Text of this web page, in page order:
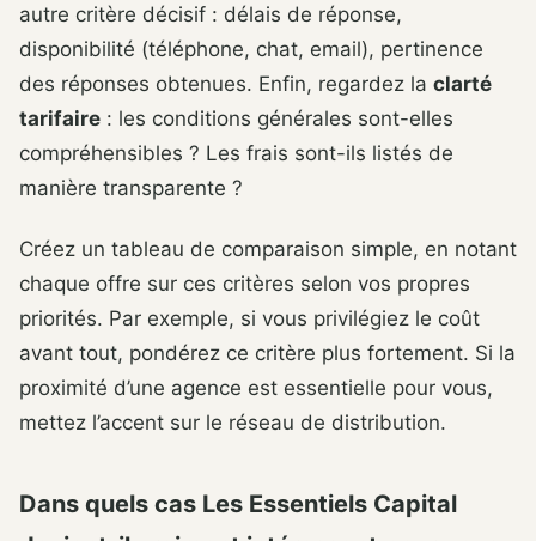
autre critère décisif : délais de réponse,
disponibilité (téléphone, chat, email), pertinence
des réponses obtenues. Enfin, regardez la clarté
tarifaire : les conditions générales sont-elles
compréhensibles ? Les frais sont-ils listés de
manière transparente ?
Créez un tableau de comparaison simple, en notant
chaque offre sur ces critères selon vos propres
priorités. Par exemple, si vous privilégiez le coût
avant tout, pondérez ce critère plus fortement. Si la
proximité d’une agence est essentielle pour vous,
mettez l’accent sur le réseau de distribution.
Dans quels cas Les Essentiels Capital